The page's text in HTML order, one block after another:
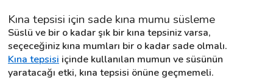
Kına tepsisi için sade kına mumu süsleme
Süslü ve bir o kadar şık bir kına tepsiniz varsa,
seçeceğiniz kına mumları bir o kadar sade olmalı.
Kına tepsisi içinde kullanılan mumun ve süsünün
yaratacağı etki, kına tepsisi önüne geçmemeli.